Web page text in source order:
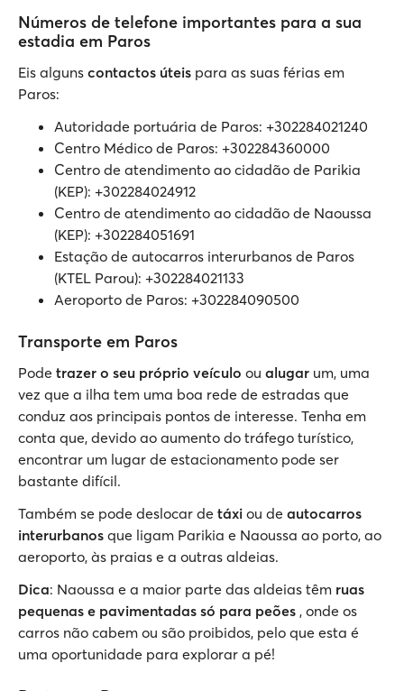
Números de telefone importantes para a sua
estadia em Paros
Eis alguns contactos úteis para as suas férias em
Paros:
Autoridade portuária de Paros: +302284021240
Centro Médico de Paros: +302284360000
Centro de atendimento ao cidadão de Parikia
(KEP): +302284024912
Centro de atendimento ao cidadão de Naoussa
(KEP): +302284051691
Estação de autocarros interurbanos de Paros
(KTEL Parou): +302284021133
Aeroporto de Paros: +302284090500
Transporte em Paros
Pode trazer o seu próprio veículo ou alugar um, uma
vez que a ilha tem uma boa rede de estradas que
conduz aos principais pontos de interesse. Tenha em
conta que, devido ao aumento do tráfego turístico,
encontrar um lugar de estacionamento pode ser
bastante difícil.
Também se pode deslocar de táxi ou de autocarros
interurbanos que ligam Parikia e Naoussa ao porto, ao
aeroporto, às praias e a outras aldeias.
Dica: Naoussa e a maior parte das aldeias têm ruas
pequenas e pavimentadas só para peões , onde os
carros não cabem ou são proibidos, pelo que esta é
uma oportunidade para explorar a pé!